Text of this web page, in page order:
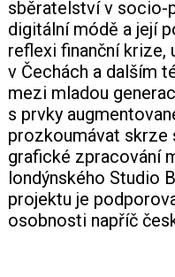
sběratelství v socio-
digitální módě a její
reflexi finanční krize,
v Čechách a dalším
mezi mladou
s prvky
prozkoumávat skrze
grafické zpracování
londýnského Studio
projektu je
osobnosti napříč